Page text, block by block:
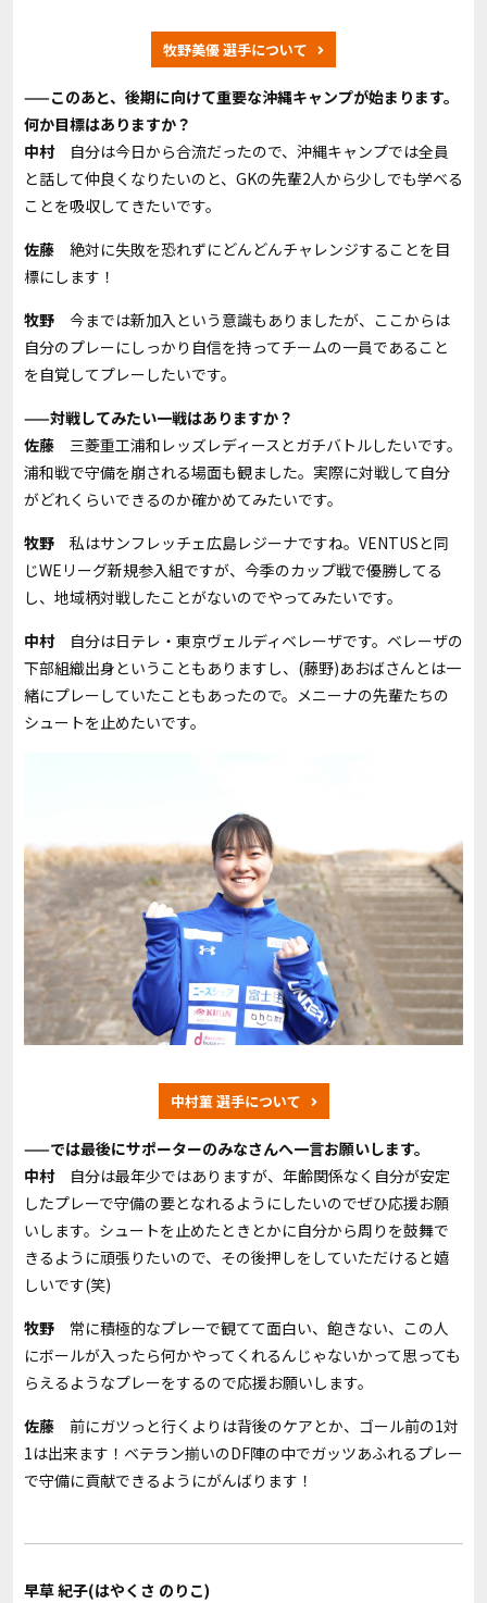
牧野美優 選手について
——このあと、後期に向けて重要な沖縄キャンプが始まります。
何か目標はありますか？
中村自分は今日から合流だったので、沖縄キャンプでは全員
と話して仲良くなりたいのと、GKの先輩2人から少しでも学べる
ことを吸収してきたいです。
佐藤 絶対に失敗を恐れずにどんどんチャレンジすることを目
標にします ！
牧野 今までは新加入という意識もありましたが、ここからは
自分のプレーにしっかり自信を持ってチームの一員であること
を自覚してプレーしたいです。
——対戦してみたい一戦はありますか？
佐藤 三菱重工浦和レッズレディースとガチバトルしたいです。
浦和戦で守備を崩される場面も観ました。実際に対戦して自分
がどれくらいできるのか確かめてみたいです。
牧野 私はサンフレッチェ広島レジーナですね。 VENTUSと同
じWE リーグ新規参入組ですが、今季のカップ戦で優勝してる
し、地域柄対戦したことがないのでやってみたいです。
中村自分は日テレ・東京ヴェルディベレーザです。ベレーザの
下部組織出身ということもありますし、 (藤野)あおばさんとは一
緒にプレーしていたこともあったので。メニーナの先輩たちの
シュートを止めたいです。
中村菫 選手について
——では最後にサポーターのみなさんへ一言お願いします。
中村自分は最年少ではありますが、年齢関係なく自分が安定
したプレーで守備の要となれるようにしたいのでぜひ応援お願
いします。シュートを止めたときとかに自分から周りを鼓舞で
きるように頑張りたいので、その後押しをしていただけると嬉
しいです(笑)
牧野 常に積極的なプレーで観てて面白い、飽きない、この人
にボールが入ったら何かやってくれるんじゃないかって思っても
らえるようなプレーをするので応援お願いします。
佐藤 前にガツっと行くよりは背後のケアとか、ゴール前の1対
1は出来ます ！ ベテラン揃いのDF陣の中でガッツあふれるプレー
で守備に貢献できるようにがんばります ！
早草 紀子(はやくさ のりこ)